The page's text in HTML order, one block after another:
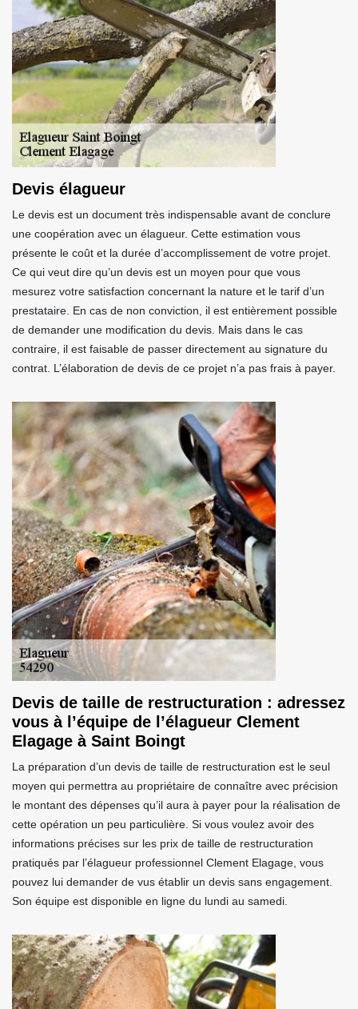
Devis élagueur
Le devis est un document très indispensable avant de conclure
une coopération avec un élagueur. Cette estimation vous
présente le coût et la durée d’accomplissement de votre projet.
Ce qui veut dire qu’un devis est un moyen pour que vous
mesurez votre satisfaction concernant la nature et le tarif d’un
prestataire. En cas de non conviction, il est entièrement possible
de demander une modification du devis. Mais dans le cas
contraire, il est faisable de passer directement au signature du
contrat. L’élaboration de devis de ce projet n’a pas frais à payer.
Devis de taille de restructuration : adressez
vous à l’équipe de l’élagueur Clement
Elagage à Saint Boingt
La préparation d’un devis de taille de restructuration est le seul
moyen qui permettra au propriétaire de connaître avec précision
le montant des dépenses qu’il aura à payer pour la réalisation de
cette opération un peu particulière. Si vous voulez avoir des
informations précises sur les prix de taille de restructuration
pratiqués par l’élagueur professionnel Clement Elagage, vous
pouvez lui demander de vus établir un devis sans engagement.
Son équipe est disponible en ligne du lundi au samedi.